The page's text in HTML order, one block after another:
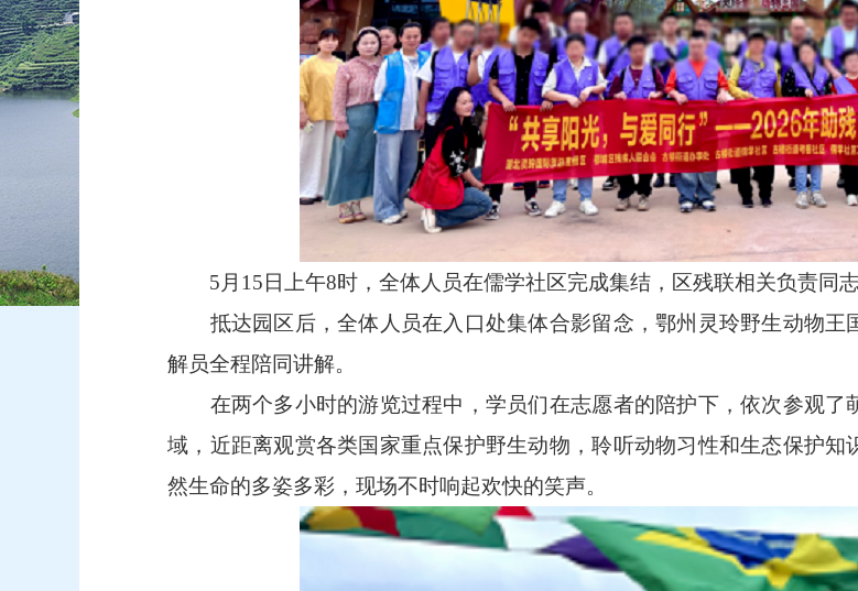
5月15日上午8时，全体人员在儒学社区完成集结，区残联相关负责同
抵达园区后，全体人员在入口处集体合影留念，鄂州灵玲野生动物
解员全程陪同讲解。
在两个多小时的游览过程中，学员们在志愿者的陪护下，依次参观
域，近距离观赏各类国家重点保护野生动物，聆听动物习性和生态保护
然生命的多姿多彩，现场不时响起欢快的笑声。